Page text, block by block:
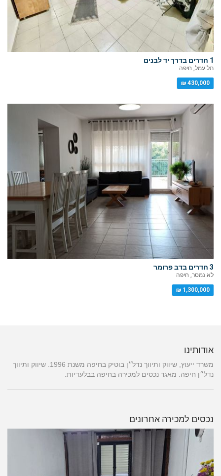
1 חדרים בדרך יד לבנים
תל עמל, חיפה
430,000 ₪
3 חדרים בדב פרומר
לא נמסר, חיפה
1,300,000 ₪
אודותינו
משרד ייעוץ, שיווק ותיווך נדל״ן בוטיק בחיפה משנת 1996. שיווק ותיווך
נדל״ן חיפה. מאגר נכסים למכירה בחיפה בבלעדיות.
נכסים למכירה אחרונים